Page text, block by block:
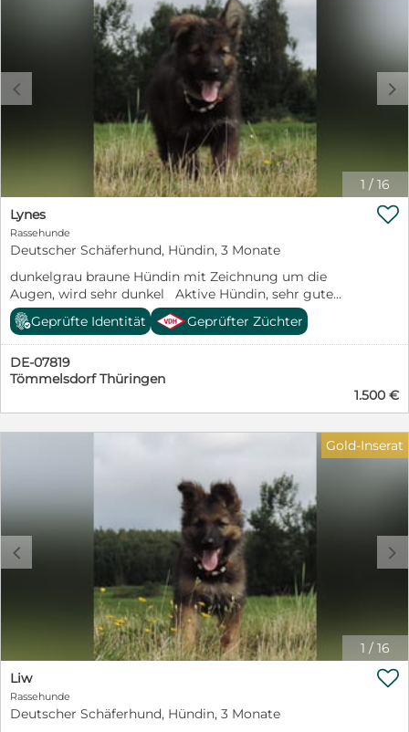
1 / 16
c d
Lynes
Rassehunde
Deutscher Schäferhund, Hündin, 3 Monate
dunkelgrau braune Hündin mit Zeichnung um die
Augen, wird sehr dunkel Aktive Hündin, sehr gute
Trittsicherheit unbefangen und ein sehr guter Spieler,
freundlich und aufgeschlossen. Etwas kleiner und zarter
als die anderen beiden.

Geprüfte Identität Geprüfter Züchter
DE-07819
Tömmelsdorf Thüringen
1.500 €
1 / 16
c d
Gold-Inserat
Liw
Rassehunde
Deutscher Schäferhund, Hündin, 3 Monate
